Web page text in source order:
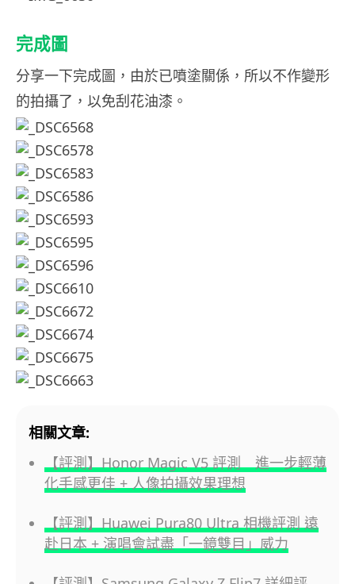
完成圖
分享一下完成圖，由於已噴塗關係，所以不作變形
的拍攝了，以免刮花油漆。
相關文章:
【評測】Honor Magic V5 評測 進一步輕薄
化手感更佳 + 人像拍攝效果理想
【評測】Huawei Pura80 Ultra 相機評測 遠
赴日本 + 演唱會試盡「一鏡雙目」威力